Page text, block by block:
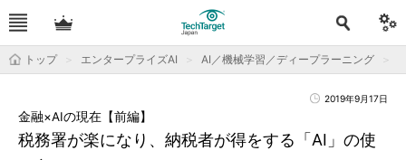
トップ エンタープライズAI AI／機械学習／ディープラーニング
2019年9月17日
税務署が楽になり、納税者が得をする「AI」の使
金融×AIの現在【前編】